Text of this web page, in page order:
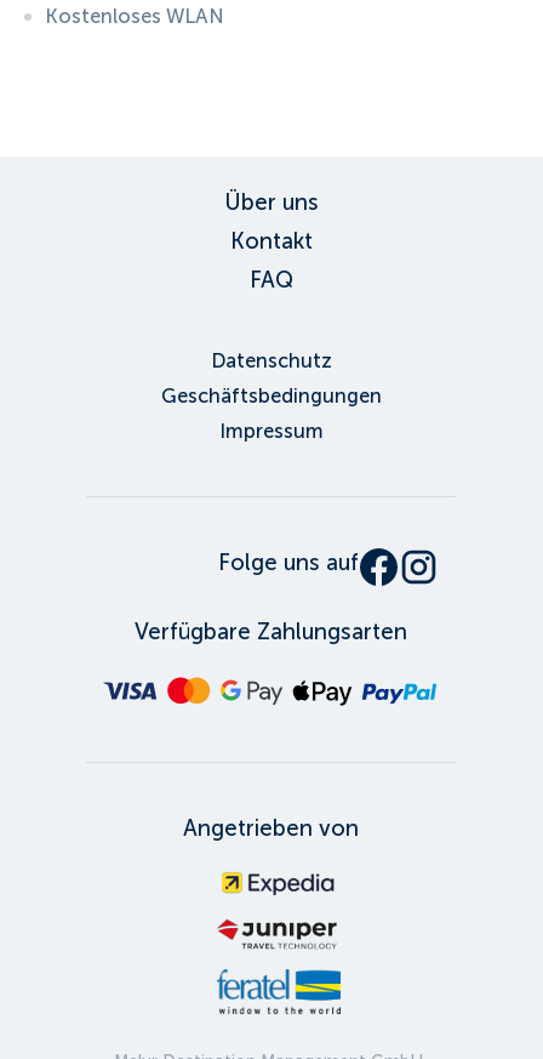
Kostenloses WLAN
Über uns
Kontakt
FAQ
Datenschutz
Geschäftsbedingungen
Impressum
Folge uns auf
Verfügbare Zahlungsarten
Angetrieben von